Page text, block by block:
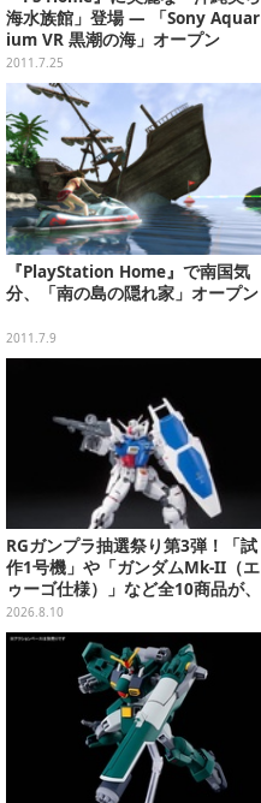
海水族館」登場 ― 「Sony Aquar
ium VR 黒潮の海」オープン
2011.7.25
『PlayStation Home』で南国気
分、「南の島の隠れ家」オープン
2011.7.9
RGガンプラ抽選祭り第3弾！「試
作1号機」や「ガンダムMk-II（エ
ゥーゴ仕様）」など全10商品が、
プレバンで8月17日15時まで受付
実施
2026.8.10